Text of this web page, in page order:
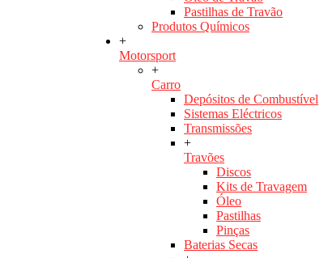
Pastilhas de Travão
Produtos Químicos
+
Motorsport
+
Carro
Depósitos de Combustível
Sistemas Eléctricos
Transmissões
+
Travões
Discos
Kits de Travagem
Óleo
Pastilhas
Pinças
Baterias Secas